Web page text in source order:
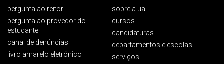
pergunta ao reitor
pergunta ao provedor do
estudante
canal de denúncias
livro amarelo eletrónico
sobre a ua
cursos
candidaturas
departamentos e escolas
serviços